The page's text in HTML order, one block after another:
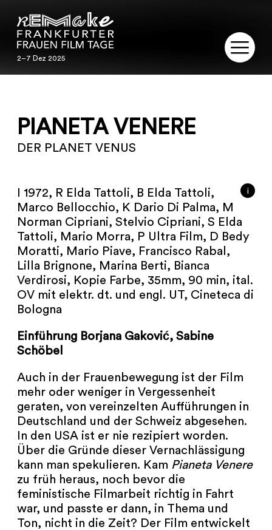
2–7 Dez 2025
2–7 Dez 2025
PROGRAMM
SERVICE
RESTAURIERUNG
KONTAKT
NEWSLETTER
IMPRESSUM
de en COOKIES
PIANETA VENERE
DER PLANET VENUS
i
I 1972, R Elda Tattoli, B Elda Tattoli,
Marco Bellocchio, K Dario Di Palma, M
Norman Cipriani, Stelvio Cipriani, S Elda
Tattoli, Mario Morra, P Ultra Film, D Bedy
Moratti, Mario Piave, Francisco Rabal,
Lilla Brignone, Marina Berti, Bianca
Verdirosi, Kopie Farbe, 35mm, 90 min, ital.
OV mit elektr. dt. und engl. UT, Cineteca di
Bologna
Einführung Borjana Gaković, Sabine
Schöbel
Auch in der Frauenbewegung ist der Film
mehr oder weniger in Vergessenheit
geraten, von vereinzelten Aufführungen in
Deutschland und der Schweiz abgesehen.
In den USA ist er nie rezipiert worden.
Über die Gründe dieser Vernachlässigung
kann man spekulieren. Kam Pianeta Venere
zu früh heraus, noch bevor die
feministische Filmarbeit richtig in Fahrt
war, und passte er dann, in Thema und
Ton, nicht in die Zeit? Der Film entwickelt